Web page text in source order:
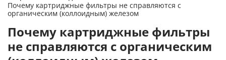
Почему картриджные фильтры не справляются с
органическим (коллоидным) железом
Почему картриджные фильтры
не справляются с органическим